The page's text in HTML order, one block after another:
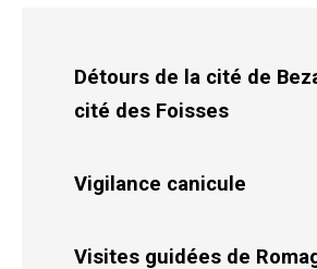
Détours de la cité de
cité des Foisses
Vigilance canicule
Visites guidées de